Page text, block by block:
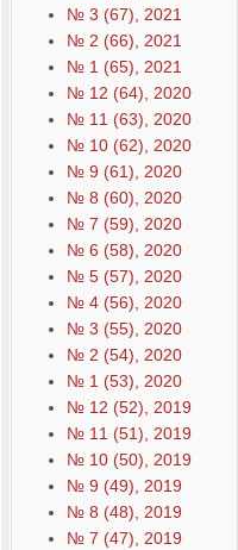
№ 3 (67), 2021
№ 2 (66), 2021
№ 1 (65), 2021
№ 12 (64), 2020
№ 11 (63), 2020
№ 10 (62), 2020
№ 9 (61), 2020
№ 8 (60), 2020
№ 7 (59), 2020
№ 6 (58), 2020
№ 5 (57), 2020
№ 4 (56), 2020
№ 3 (55), 2020
№ 2 (54), 2020
№ 1 (53), 2020
№ 12 (52), 2019
№ 11 (51), 2019
№ 10 (50), 2019
№ 9 (49), 2019
№ 8 (48), 2019
№ 7 (47), 2019